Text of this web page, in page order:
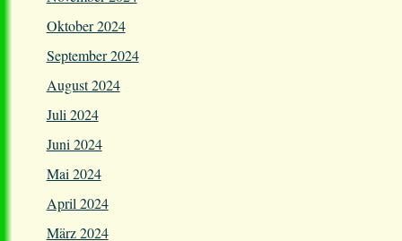
Oktober 2024
September 2024
August 2024
Juli 2024
Juni 2024
Mai 2024
April 2024
März 2024